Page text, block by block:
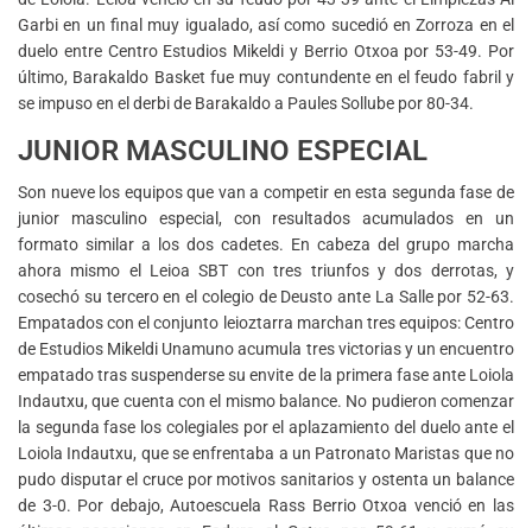
Garbi en un final muy igualado, así como sucedió en Zorroza en el
duelo entre Centro Estudios Mikeldi y Berrio Otxoa por 53-49. Por
último, Barakaldo Basket fue muy contundente en el feudo fabril y
se impuso en el derbi de Barakaldo a Paules Sollube por 80-34.
JUNIOR MASCULINO ESPECIAL
Son nueve los equipos que van a competir en esta segunda fase de
junior masculino especial, con resultados acumulados en un
formato similar a los dos cadetes. En cabeza del grupo marcha
ahora mismo el Leioa SBT con tres triunfos y dos derrotas, y
cosechó su tercero en el colegio de Deusto ante La Salle por 52-63.
Empatados con el conjunto leioztarra marchan tres equipos: Centro
de Estudios Mikeldi Unamuno acumula tres victorias y un encuentro
empatado tras suspenderse su envite de la primera fase ante Loiola
Indautxu, que cuenta con el mismo balance. No pudieron comenzar
la segunda fase los colegiales por el aplazamiento del duelo ante el
Loiola Indautxu, que se enfrentaba a un Patronato Maristas que no
pudo disputar el cruce por motivos sanitarios y ostenta un balance
de 3-0. Por debajo, Autoescuela Rass Berrio Otxoa venció en las